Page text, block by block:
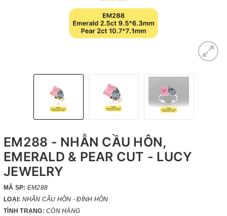
EM288 - NHẪN CẦU HÔN,
EMERALD & PEAR CUT - LUCY
JEWELRY
MÃ SP: EM288
LOẠI: NHẪN CẦU HÔN - ĐÍNH HÔN
TÌNH TRẠNG: CÒN HÀNG